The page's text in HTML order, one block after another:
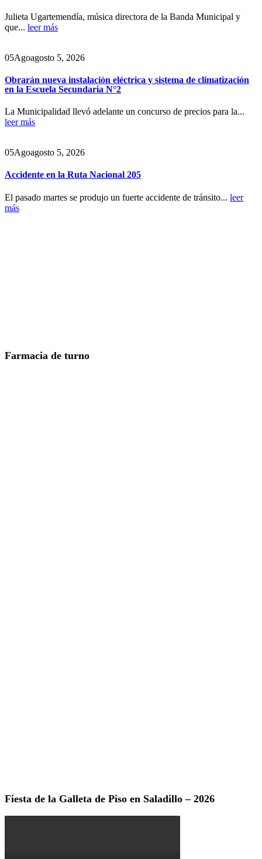
Julieta Ugartemendía, música directora de la Banda Municipal y
que... leer más
05Agoagosto 5, 2026
Obrarán nueva instalación eléctrica y sistema de climatización
en la Escuela Secundaria N°2
La Municipalidad llevó adelante un concurso de precios para la...
leer más
05Agoagosto 5, 2026
Accidente en la Ruta Nacional 205
El pasado martes se produjo un fuerte accidente de tránsito... leer
más
Farmacia de turno
Fiesta de la Galleta de Piso en Saladillo – 2026